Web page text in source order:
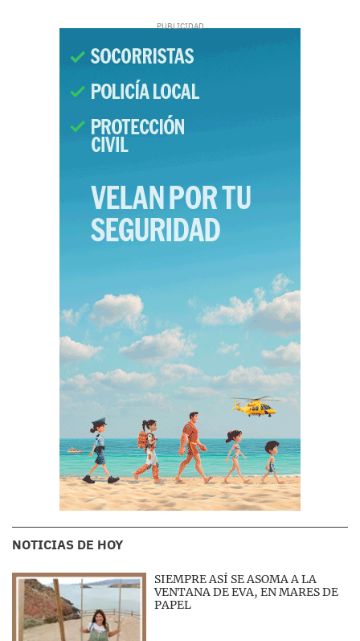
NOTICIAS DE HOY
SIEMPRE ASÍ SE ASOMA A LA
VENTANA DE EVA, EN MARES DE
PAPEL